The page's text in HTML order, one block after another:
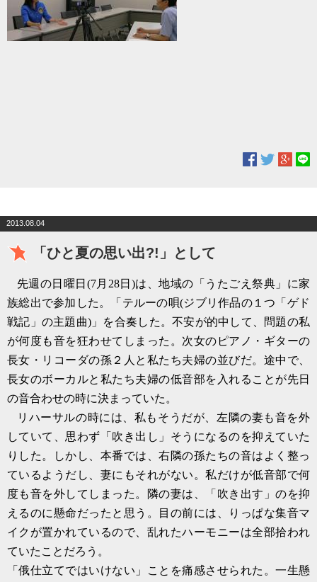
2013.08.04
「ひと夏の思い出?!」として
先週の日曜日 (7月 28日 )は、地域の「うたごえ祭典」に家
族総出で参加した。「テルーの唄(ジブリ作品の１つ「ゲド
戦記」の主題曲)」を合奏した。不安が的中して、問題の私
が何度も音を狂わせてしまった。次女のピアノ・ギターの
長女・リコーダの孫２人と私たち夫婦の並びだ。途中で、
長女のボーカルと私たち夫婦の低音部を入れることが先日
の音合わせの時に決まっていた。
リハーサルの時には、私もそうだが、左隣の妻も音を外
していて、思わず「吹き出し」そうになるのを抑えていた
りした。しかし、本番では、右隣の孫たちの音はよく整っ
ているようだし、妻にもそれがない。私だけが低音部で何
度も音を外してしまった。隣の妻は、「吹き出す」のを抑
えるのに懸命だったと思う。目の前には、りっぱな集音マ
イクが置かれているので、乱れたハーモニーは全部拾われ
ていたことだろう。
「俄仕立てではいけない」ことを痛感させられた。一生懸